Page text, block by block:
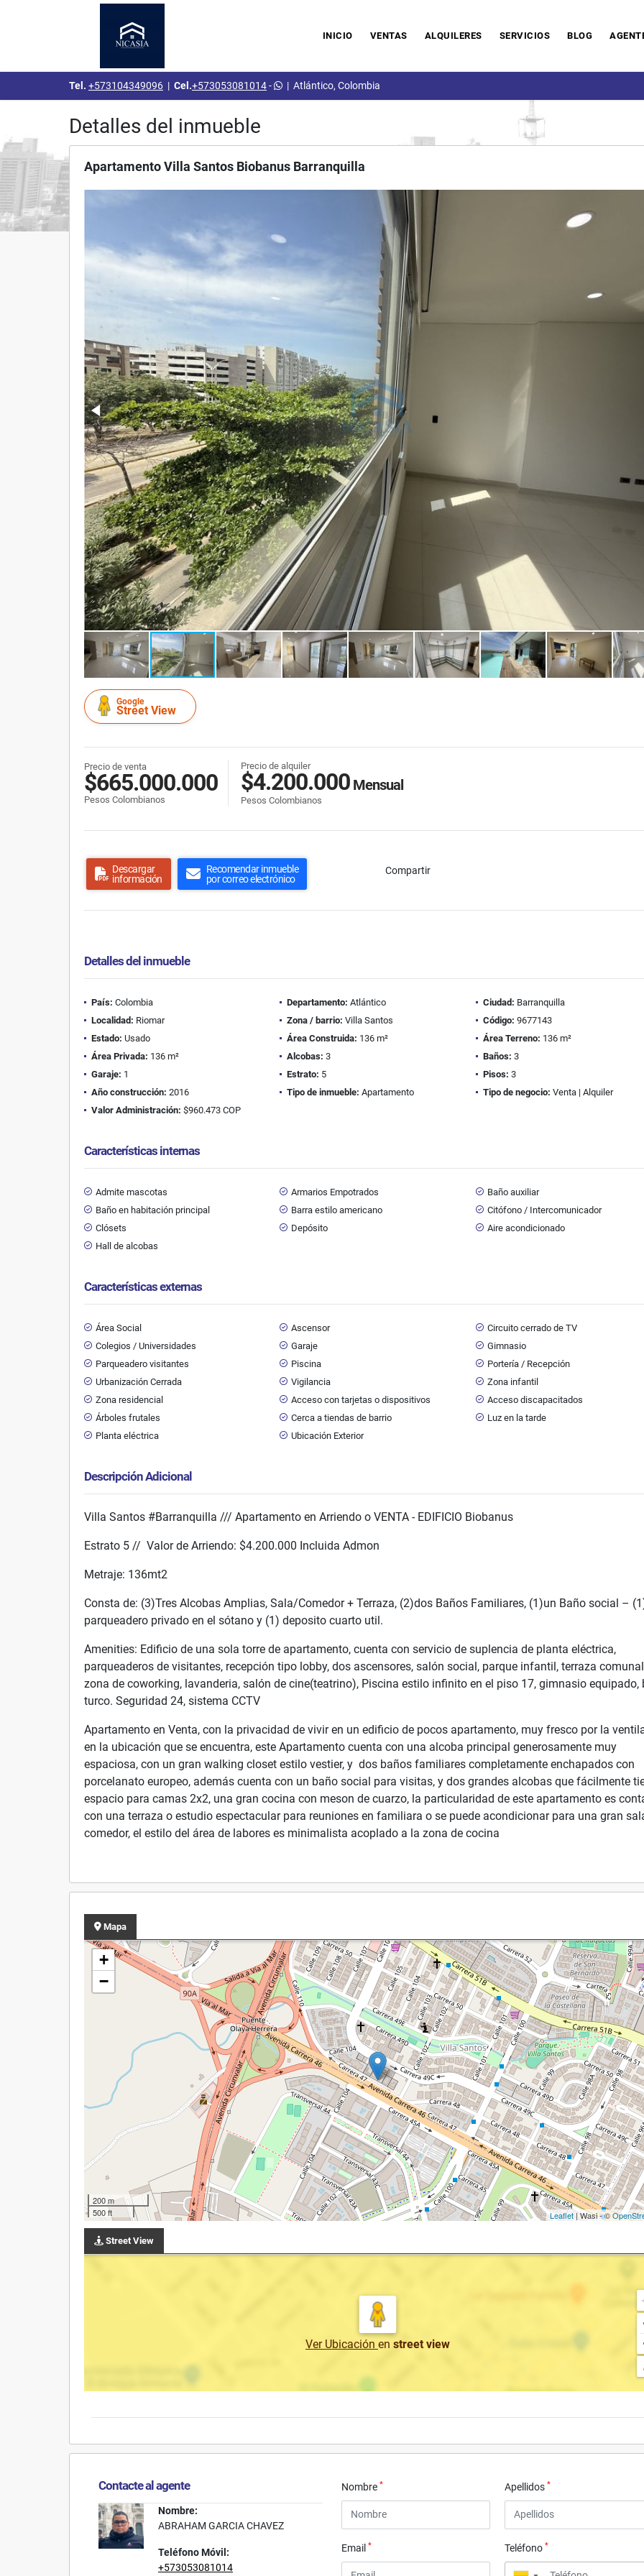
INICIO VENTAS ALQUILERES SERVICIOS BLOG
Tel. +573104349096 | Cel.+573053081014- | Atlántico, Colombia
Detalles del inmueble
Apartamento Villa Santos Biobanus Barranquilla
Google
Street View
Precio de venta
$665.000.000
Pesos Colombianos
Precio de alquiler
$4.200.000 Mensual
Pesos Colombianos
Descargar
información
Recomendar inmueble
por correo electrónico
Compartir
Detalles del inmueble
País: Colombia Departamento: Atlántico Ciudad: Barranquilla
Localidad: Riomar Zona / barrio: Villa Santos Código: 9677143
Estado: Usado Área Construida: 136 m² Área Terreno: 136 m²
Área Privada: 136 m² Alcobas: 3 Baños: 3
Garaje: 1 Estrato: 5 Pisos: 3
Año construcción: 2016 Tipo de inmueble: Apartamento Tipo de negocio: Venta | Alquiler
Valor Administración: $960.473 COP
Características internas
Admite mascotas Armarios Empotrados
Baño auxiliar
Baño en habitación principal
Barra estilo americano
Citófono / Intercomunicador
Clósets
Depósito
Aire acondicionado
Hall de alcobas
Características externas
Área Social Ascensor
Circuito cerrado de TV
Colegios / Universidades
Garaje
Gimnasio
Parqueadero visitantes
Piscina
Portería / Recepción
Urbanización Cerrada
Vigilancia
Zona infantil
Zona residencial
Acceso con tarjetas o dispositivos
Acceso discapacitados
Árboles frutales
Cerca a tiendas de barrio
Luz en la tarde
Planta eléctrica
Ubicación Exterior
Descripción Adicional
Villa Santos #Barranquilla /// Apartamento en Arriendo o VENTA - EDIFICIO Biobanus
Estrato 5 // Valor de Arriendo: $4.200.000 Incluida Admon
Metraje: 136mt2
Consta de: (3)Tres Alcobas Amplias, Sala/Comedor + Terraza, (2)dos Baños Familiares, (1)un Baño social –
parqueadero privado en el sótano y (1) deposito cuarto util.
Amenities: Edificio de una sola torre de apartamento, cuenta con servicio de suplencia de planta eléctrica,
parqueaderos de visitantes, recepción tipo lobby, dos ascensores, salón social, parque infantil, terraza
zona de coworking, lavanderia, salón de cine(teatrino), Piscina estilo infinito en el piso 17, gimnasio equipado,
turco. Seguridad 24, sistema CCTV
Apartamento en Venta, con la privacidad de vivir en un edificio de pocos apartamento, muy fresco por la
en la ubicación que se encuentra, este Apartamento cuenta con una alcoba principal generosamente muy
espaciosa, con un gran walking closet estilo vestier, y dos baños familiares completamente enchapados con
porcelanato europeo, además cuenta con un baño social para visitas, y dos grandes alcobas que fácilmente
espacio para camas 2x2, una gran cocina con meson de cuarzo, la particularidad de este apartamento es
con una terraza o estudio espectacular para reuniones en familiara o se puede acondicionar para una gran
comedor, el estilo del área de labores es minimalista acoplado a la zona de cocina
Mapa
+
−
200 m
500 ft
Leaflet | Wasi - ©
Street View
Ver Ubicación en street view
Contacte al agente
Nombre:
ABRAHAM GARCIA CHAVEZ
Teléfono Móvil:
+573053081014
Nombre* Apellidos *
Email* Teléfono *